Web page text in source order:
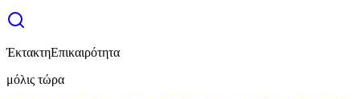
ΈκτακτηΕπικαιρότητα
μόλις τώρα